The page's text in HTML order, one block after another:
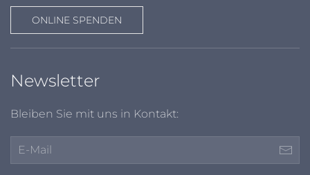
ONLINE SPENDEN
Newsletter
Bleiben Sie mit uns in Kontakt: